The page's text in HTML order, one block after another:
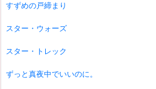
すずめの戸締まり
スター・ウォーズ
スター・トレック
ずっと真夜中でいいのに。